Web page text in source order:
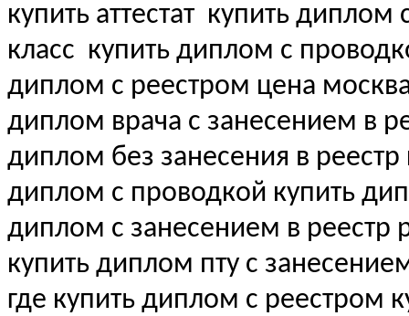
купить аттестат купить диплом
класс купить диплом с
диплом с реестром цена
диплом врача с занесением в
диплом без занесения в
диплом с проводкой купить
диплом с занесением в реестр
купить диплом пту с
где купить диплом с реестром